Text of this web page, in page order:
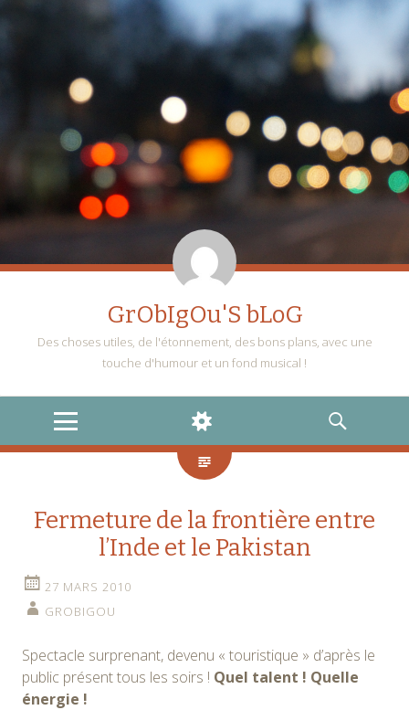
GrObIgOu'S bLoG
Des choses utiles, de l'étonnement, des bons plans, avec une
touche d'humour et un fond musical !
MENU
WIDGETS
RECHERCHE
Fermeture de la frontière entre
l’Inde et le Pakistan
27 MARS 2010
GROBIGOU
Spectacle surprenant, devenu « touristique » d’après le
public présent tous les soirs ! Quel talent ! Quelle
énergie !